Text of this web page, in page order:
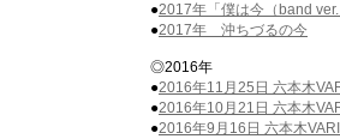
●2017年「僕は今（band
●2017年 沖ちづるの今
◎2016年
●2016年11月25日 六本木
●2016年10月21日 六本木
●2016年9月16日 六本木